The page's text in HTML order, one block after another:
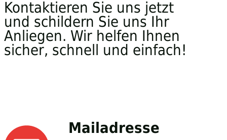
Kontaktieren Sie uns jetzt
und schildern Sie uns Ihr
Anliegen. Wir helfen Ihnen
sicher, schnell und einfach!
Mailadresse